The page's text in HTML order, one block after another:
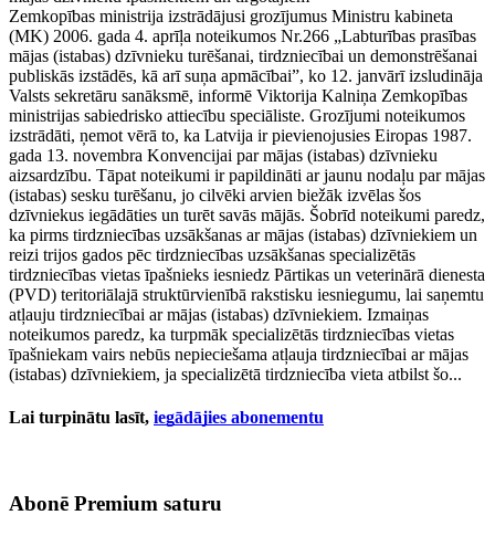
Zemkopības ministrija izstrādājusi grozījumus Ministru kabineta
(MK) 2006. gada 4. aprīļa noteikumos Nr.266 „Labturības prasības
mājas (istabas) dzīvnieku turēšanai, tirdzniecībai un demonstrēšanai
publiskās izstādēs, kā arī suņa apmācībai”, ko 12. janvārī izsludināja
Valsts sekretāru sanāksmē, informē Viktorija Kalniņa Zemkopības
ministrijas sabiedrisko attiecību speciāliste. Grozījumi noteikumos
izstrādāti, ņemot vērā to, ka Latvija ir pievienojusies Eiropas 1987.
gada 13. novembra Konvencijai par mājas (istabas) dzīvnieku
aizsardzību. Tāpat noteikumi ir papildināti ar jaunu nodaļu par mājas
(istabas) sesku turēšanu, jo cilvēki arvien biežāk izvēlas šos
dzīvniekus iegādāties un turēt savās mājās. Šobrīd noteikumi paredz,
ka pirms tirdzniecības uzsākšanas ar mājas (istabas) dzīvniekiem un
reizi trijos gados pēc tirdzniecības uzsākšanas specializētās
tirdzniecības vietas īpašnieks iesniedz Pārtikas un veterinārā dienesta
(PVD) teritoriālajā struktūrvienībā rakstisku iesniegumu, lai saņemtu
atļauju tirdzniecībai ar mājas (istabas) dzīvniekiem. Izmaiņas
noteikumos paredz, ka turpmāk specializētās tirdzniecības vietas
īpašniekam vairs nebūs nepieciešama atļauja tirdzniecībai ar mājas
(istabas) dzīvniekiem, ja specializētā tirdzniecība vieta atbilst šo...
Lai turpinātu lasīt, iegādājies abonementu
Abonē Premium saturu